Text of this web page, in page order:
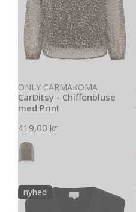
Vælg muligheder
ONLY CARMAKOMA
CarDitsy - Chiffonbluse
med Print
Normal
pris
419,00 kr
CarAlly
-
nyhed